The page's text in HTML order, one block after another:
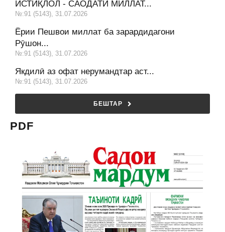
ИСТИҚЛОЛ - САОДАТИ МИЛЛАТ...
№:91 (5143), 31.07.2026
Ёрии Пешвои миллат ба зарардидагони
Рӯшон...
№:91 (5143), 31.07.2026
Якдилӣ аз офат нерумандтар аст...
№:91 (5143), 31.07.2026
БЕШТАР
PDF